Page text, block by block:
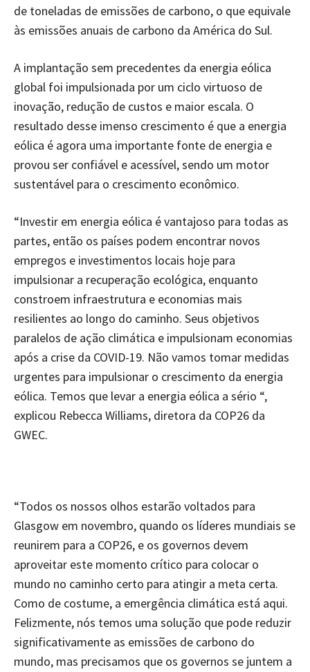
de toneladas de emissões de carbono, o que equivale
às emissões anuais de carbono da América do Sul.
A implantação sem precedentes da energia eólica
global foi impulsionada por um ciclo virtuoso de
inovação, redução de custos e maior escala. O
resultado desse imenso crescimento é que a energia
eólica é agora uma importante fonte de energia e
provou ser confiável e acessível, sendo um motor
sustentável para o crescimento econômico.
“Investir em energia eólica é vantajoso para todas as
partes, então os países podem encontrar novos
empregos e investimentos locais hoje para
impulsionar a recuperação ecológica, enquanto
constroem infraestrutura e economias mais
resilientes ao longo do caminho. Seus objetivos
paralelos de ação climática e impulsionam economias
após a crise da COVID-19. Não vamos tomar medidas
urgentes para impulsionar o crescimento da energia
eólica. Temos que levar a energia eólica a sério “,
explicou Rebecca Williams, diretora da COP26 da
GWEC.
“Todos os nossos olhos estarão voltados para
Glasgow em novembro, quando os líderes mundiais se
reunirem para a COP26, e os governos devem
aproveitar este momento crítico para colocar o
mundo no caminho certo para atingir a meta certa.
Como de costume, a emergência climática está aqui.
Felizmente, nós temos uma solução que pode reduzir
significativamente as emissões de carbono do
mundo, mas precisamos que os governos se juntem a